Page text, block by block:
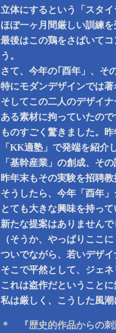
立体にするという「スタ
ほぼ一ヶ月間厳しい訓練
最後はこの鶏をさばいて
う。
さて、今年の｢酉年」、そ
特にモダンデザインでは
そしてこの二人のデザイ
ある素材に拘っていたので
ものすごく驚きました。
「KK適塾」で発端を紹介
「基幹産業」の創成、そ
昨年末もその実験を招聘
そうしたら、今年「酉年
とても大きな興味を持っ
新たな提案はありませんで
（そうか、やっぱりここ
ついでながら、若いデザ
そこで平然として、ジェ
これは盗作だということ
私は厳しく、こうした風
＊ 『歴史的作品からの刺